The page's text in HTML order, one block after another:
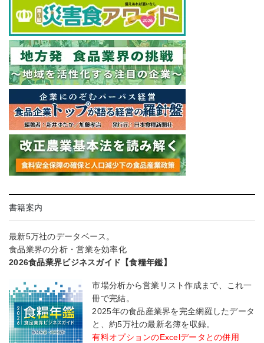
書籍案内
最新5万社のデータベース。
食品業界の分析・営業を効率化
2026食品業界ビジネスガイド【食糧年鑑】
市場分析から営業リスト作成まで、これ一
冊で完結。
2025年の食品産業界を完全網羅したデータ
と、約5万社の最新名簿を収録。
有料オプションのExcelデータとの併用